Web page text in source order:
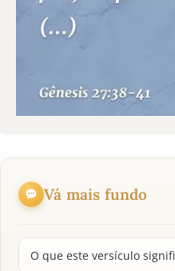
Vá mais fundo
O que este versículo